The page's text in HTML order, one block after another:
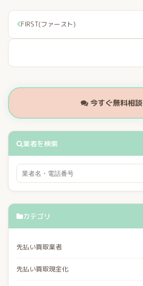
FIRST(ファースト)
今すぐ無料相談
業者を検索
カテゴリ
先払い買取業者
先払い買取現金化